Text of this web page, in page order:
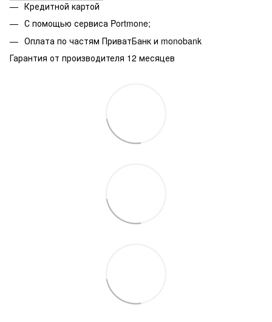
Кредитной картой
С помощью сервиса Portmone;
Оплата по частям ПриватБанк и monobank
Гарантия от производителя 12 месяцев